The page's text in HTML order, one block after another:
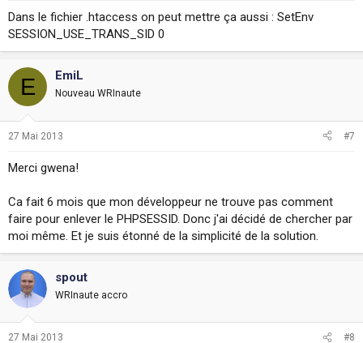
Dans le fichier .htaccess on peut mettre ça aussi : SetEnv
SESSION_USE_TRANS_SID 0
E EmiL
Nouveau WRInaute
27 Mai 2013 #7
Merci gwena!
Ca fait 6 mois que mon développeur ne trouve pas comment
faire pour enlever le PHPSESSID. Donc j'ai décidé de chercher par
moi même. Et je suis étonné de la simplicité de la solution.
spout
WRInaute accro
27 Mai 2013 #8